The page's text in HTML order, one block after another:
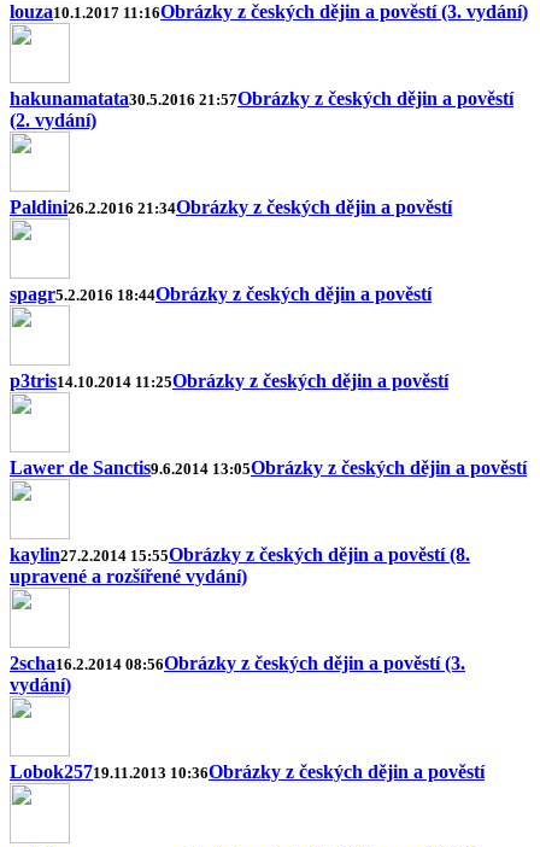
louza10.1.2017 11:16Obrázky z českých dějin a pověstí (3. vydání)
hakunamatata30.5.2016 21:57Obrázky z českých dějin a pověstí
(2. vydání)
Paldini26.2.2016 21:34Obrázky z českých dějin a pověstí
spagr5.2.2016 18:44Obrázky z českých dějin a pověstí
p3tris14.10.2014 11:25Obrázky z českých dějin a pověstí
Lawer de Sanctis9.6.2014 13:05Obrázky z českých dějin a pověstí
kaylin27.2.2014 15:55Obrázky z českých dějin a pověstí (8.
upravené a rozšířené vydání)
2scha16.2.2014 08:56Obrázky z českých dějin a pověstí (3.
vydání)
Lobok25719.11.2013 10:36Obrázky z českých dějin a pověstí